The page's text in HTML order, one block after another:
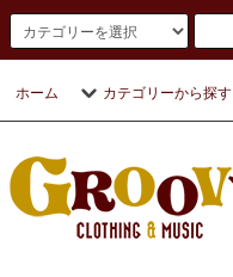
ホーム カテゴリーから探す